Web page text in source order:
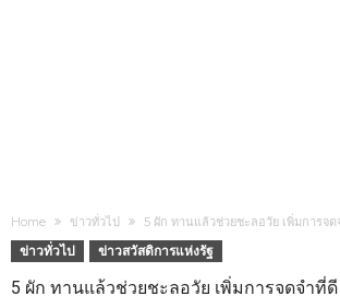
Home ข่าวทั่วไป 5 ผัก ทานแล้วช่วยชะลอวัย เพิ่มการจด
ข่าวทั่วไป ข่าวสวัสดิการแห่งรัฐ
5 ผัก ทานแล้วช่วยชะลอวัย เพิ่มการจดจำที่ดี